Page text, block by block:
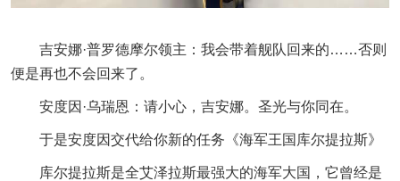
吉安娜·普罗德摩尔领主：我会带着舰队回来的……否则
便是再也不会回来了。
安度因·乌瑞恩：请小心，吉安娜。圣光与你同在。
于是安度因交代给你新的任务《海军王国库尔提拉斯》
库尔提拉斯是全艾泽拉斯最强大的海军大国，它曾经是